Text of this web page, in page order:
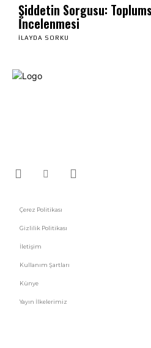
Şiddetin Sorgusu:
İncelenmesi
İLAYDA SORKU
Çerez Politikası
Gizlilik Politikası
İletişim
Kullanım Şartları
Künye
Yayın İlkelerimiz